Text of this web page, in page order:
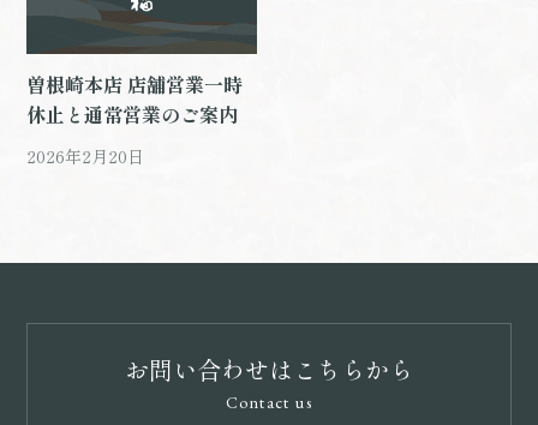
曽根崎本店 店舗営業一時
休止と通常営業のご案内
2026年2月20日
お問い合わせはこちらから
Contact us